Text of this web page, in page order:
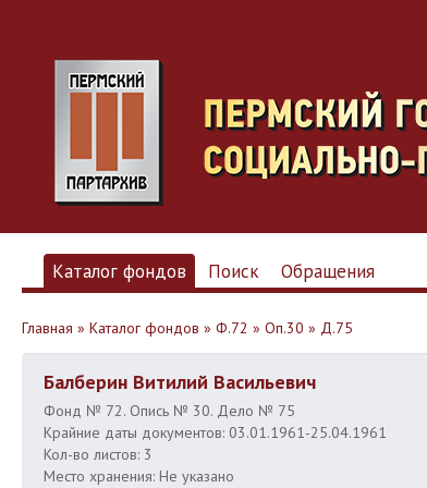
Каталог фондов Поиск Обращения
Главная » Каталог фондов » Ф.72 » Оп.30 » Д.75
Балберин Витилий Васильевич
Фонд № 72. Опись № 30. Дело № 75
Крайние даты документов: 03.01.1961-25.04.1961
Кол-во листов: 3
Место хранения: Не указано